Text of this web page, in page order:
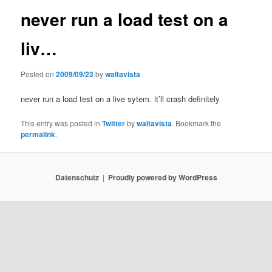
never run a load test on a
liv…
Posted on2009/09/23bywaltavista
never run a load test on a live sytem. it’ll crash definitely
This entry was posted inTwitterbywaltavista. Bookmark the
permalink.
Datenschutz Proudly powered by WordPress